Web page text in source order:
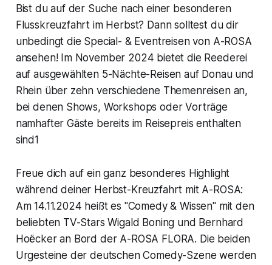
Bist du auf der Suche nach einer besonderen
Flusskreuzfahrt im Herbst? Dann solltest du dir
unbedingt die Special- & Eventreisen von A-ROSA
ansehen! Im November 2024 bietet die Reederei
auf ausgewählten 5-Nächte-Reisen auf Donau und
Rhein über zehn verschiedene Themenreisen an,
bei denen Shows, Workshops oder Vorträge
namhafter Gäste bereits im Reisepreis enthalten
sind1
Freue dich auf ein ganz besonderes Highlight
während deiner Herbst-Kreuzfahrt mit A-ROSA:
Am 14.11.2024 heißt es "Comedy & Wissen" mit den
beliebten TV-Stars Wigald Boning und Bernhard
Hoëcker an Bord der A-ROSA FLORA. Die beiden
Urgesteine der deutschen Comedy-Szene werden